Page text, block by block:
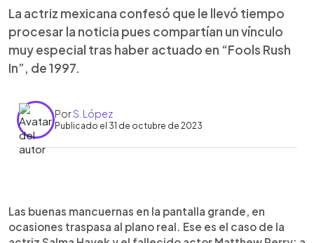
La actriz mexicana confesó que le llevó tiempo
procesar la noticia pues compartían un vínculo
muy especial tras haber actuado en “Fools Rush
In”, de 1997.
PorS. López
Publicado el 31 de octubre de 2023
Escuchar artículo
Las buenas mancuernas en la pantalla grande, en
ocasiones traspasa al plano real. Ese es el caso de la